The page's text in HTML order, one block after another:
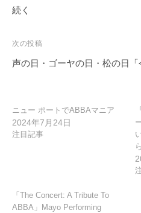
ナ
ゲ
ー
ン
続く
次の投稿
声の日・ゴーヤの日・松の日「
ニュー ポートでABBAマニア
2024年7月24日
注目記事
「The Concert: A Tribute To
ABBA」Mayo Performing